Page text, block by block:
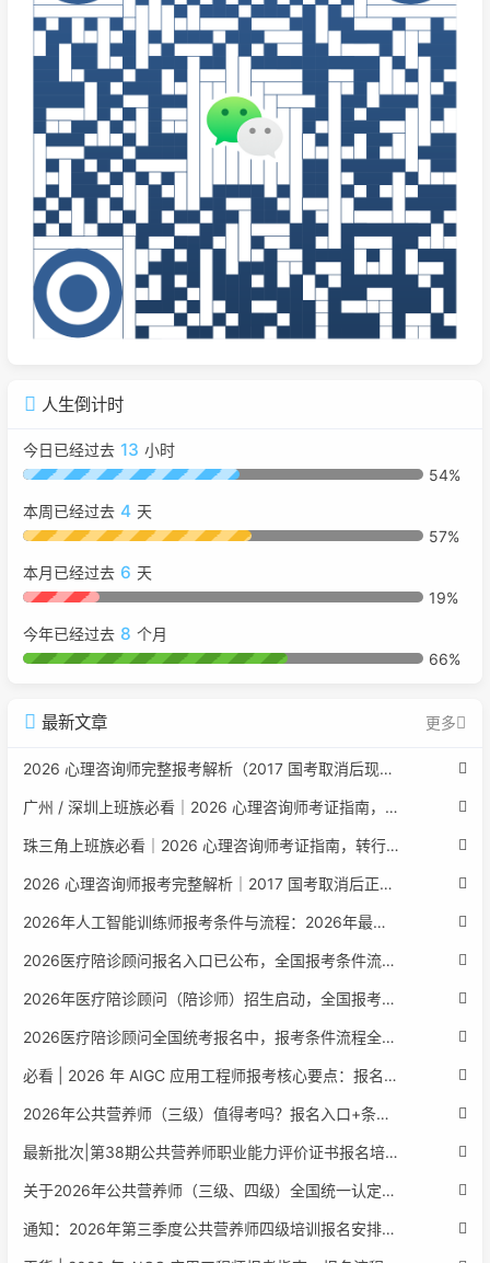
人生倒计时
今日已经过去 13 小时
54%
本周已经过去 4 天
57%
本月已经过去 6 天
19%
今年已经过去 8 个月
66%
最新文章 更多
2026 心理咨询师完整报考解析（2017 国考取消后现行权威体系 + 避坑全指南）
广州 / 深圳上班族必看｜2026 心理咨询师考证指南，转行副业、情绪疏导双收益
珠三角上班族必看｜2026 心理咨询师考证指南，转行副业、情绪疏导双收益
2026 心理咨询师报考完整解析｜2017 国考取消后正规报考标准、流程避坑指南
2026年人工智能训练师报考条件与流程：2026年最新官方要求全面解读
2026医疗陪诊顾问报名入口已公布，全国报考条件流程政策全解析
2026年医疗陪诊顾问（陪诊师）招生启动，全国报考指南附报名官网
2026医疗陪诊顾问全国统考报名中，报考条件流程全攻略附报名入口
必看 | 2026 年 AIGC 应用工程师报考核心要点：报名费用、官网可查、行业认可度、补考规则全盘点
2026年公共营养师（三级）值得考吗？报名入口+条件+证书用途
最新批次|第38期公共营养师职业能力评价证书报名培训通知
关于2026年公共营养师（三级、四级）全国统一认定报名的服务通知
通知：2026年第三季度公共营养师四级培训报名安排正式发布